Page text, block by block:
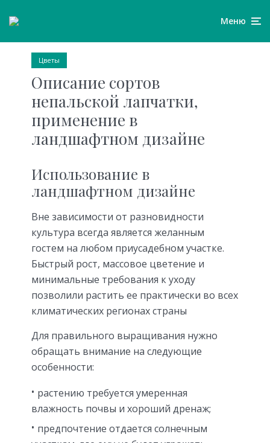
Меню
Цветы
Описание сортов
непальской лапчатки,
применение в
ландшафтном дизайне
Использование в
ландшафтном дизайне
Вне зависимости от разновидности
культура всегда является желанным
гостем на любом приусадебном участке.
Быстрый рост, массовое цветение и
минимальные требования к уходу
позволили растить ее практически во всех
климатических регионах страны
Для правильного выращивания нужно
обращать внимание на следующие
особенности:
растению требуется умеренная
влажность почвы и хороший дренаж;
предпочтение отдается солнечным